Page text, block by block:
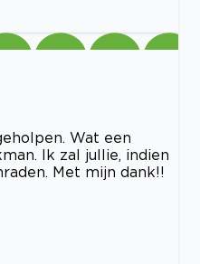
Wat een
Ik zal jullie, indien
Met mijn dank!!